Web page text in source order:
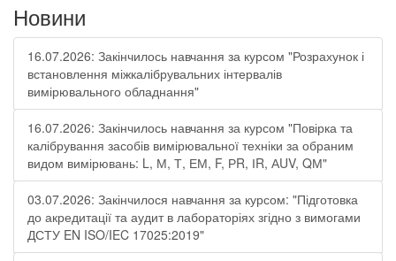
Новини
16.07.2026: Закінчилось навчання за курсом "Розрахунок і
встановлення міжкалібрувальних інтервалів
вимірювального обладнання"
16.07.2026: Закінчилось навчання за курсом "Повірка та
калібрування засобів вимірювальної техніки за обраним
видом вимірювань: L, М, Т, ЕМ, F, РR, ІR, АUV, QМ"
03.07.2026: Закінчилося навчання за курсом: "Підготовка
до акредитації та аудит в лабораторіях згідно з вимогами
ДСТУ EN ISO/IEC 17025:2019"